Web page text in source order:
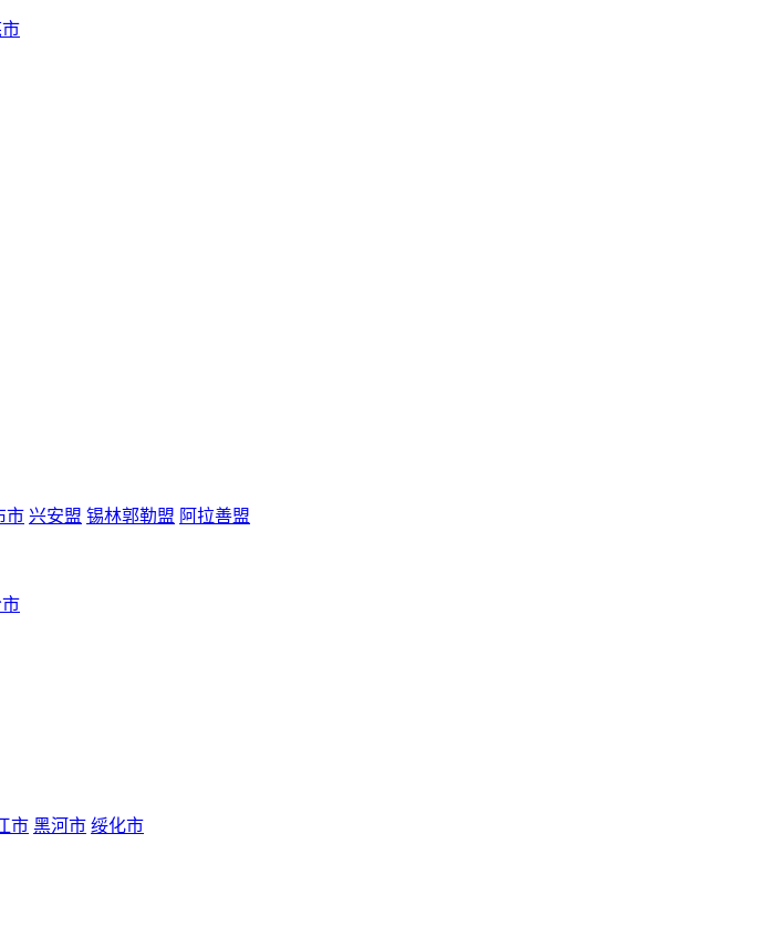
市 兴安盟 锡林郭勒盟 阿拉善盟
市 黑河市 绥化市